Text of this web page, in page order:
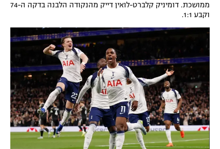
תקנון פעילות ספורט 1
רשיון להקרנה פומבית לבית עסק
הצטרפות לחבילת הערוצים
לוח דרושים – ג'ובנט
תגיות
המגזין
ממושכת. דומיניק קלברט-לואין דייק מהנקודה הלבנה בדקה ה-74
וקבע 1:1.